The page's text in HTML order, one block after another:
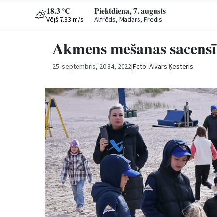
18.3 °C
Vējš 7.33 m/s
Piektdiena, 7. augusts
Alfrēds, Madars, Fredis
Akmens mešanas
25. septembris, 20:34, 2022|Foto: Aivars Ķesteris